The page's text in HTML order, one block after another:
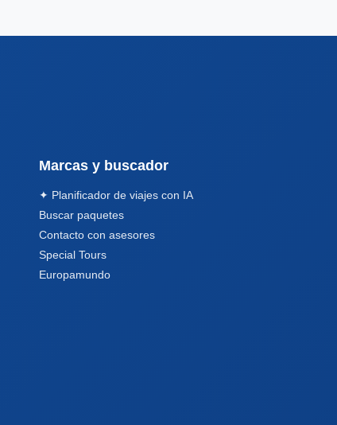
Marcas y buscador
✦ Planificador de viajes con IA
Buscar paquetes
Contacto con asesores
Special Tours
Europamundo